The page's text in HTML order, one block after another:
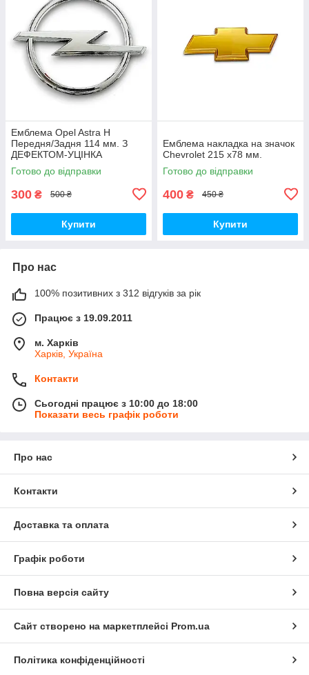
Емблема Opel Astra H
Передня/Задня 114 мм. З
ДЕФЕКТОМ-УЦІНКА
Готово до відправки
300 ₴ 500 ₴
Купити
Емблема накладка на значок
Chevrolet 215 х78 мм.
Готово до відправки
400 ₴ 450 ₴
Купити
Про нас
100% позитивних з 312 відгуків за рік
Працює з 19.09.2011
м. Харків
Харків, Україна
Контакти
Сьогодні працює з 10:00 до 18:00
Показати весь графік роботи
Про нас
Контакти
Доставка та оплата
Графік роботи
Повна версія сайту
Сайт створено на маркетплейсі Prom.ua
Політика конфіденційності